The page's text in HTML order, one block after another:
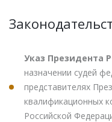
Указ Президента
назначении судей
представителях
квалификационных
Российской